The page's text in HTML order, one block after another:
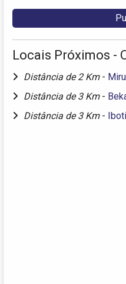
Locais Próximos -
Distância de 2 Km -
Distância de 3 Km -
Distância de 3 Km -